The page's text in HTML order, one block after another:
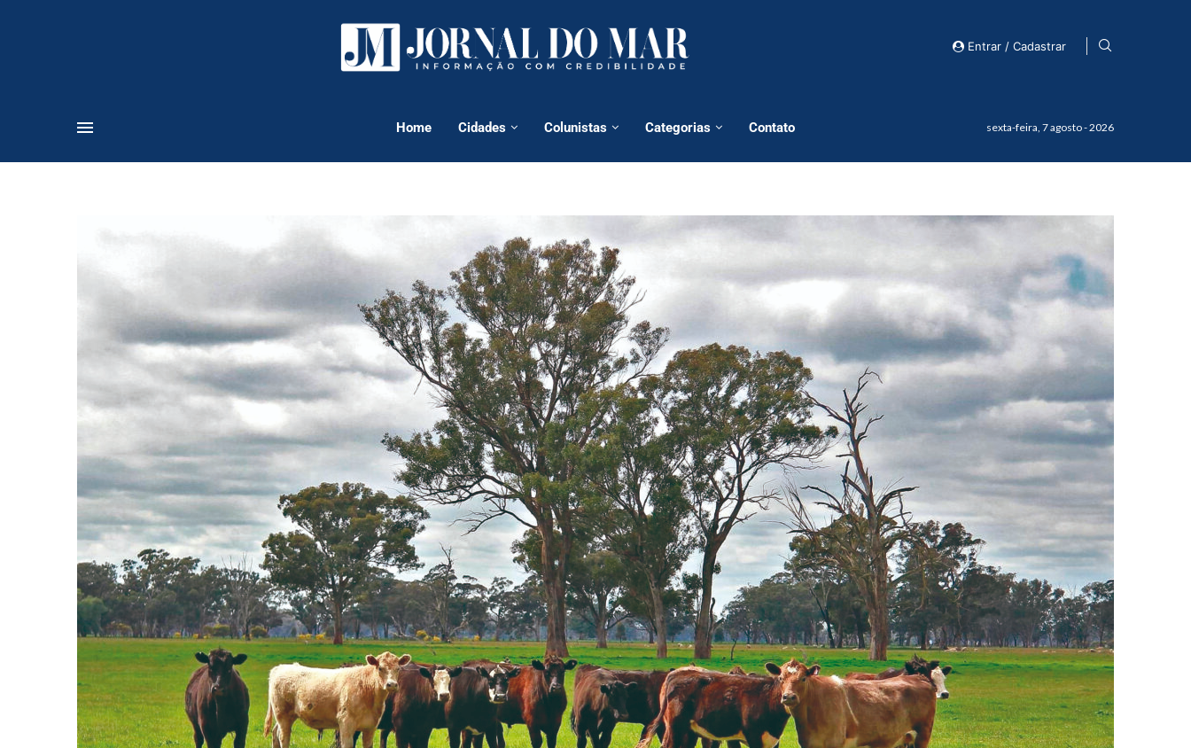
Entrar / Cadastrar
Home Cidades Colunistas Categorias Contato sexta-feira, 7 agosto - 2026